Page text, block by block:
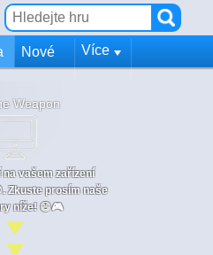
Nové Více
Weapon
na vašem zařízení
Zkuste prosím naše
níže! 😄🎮